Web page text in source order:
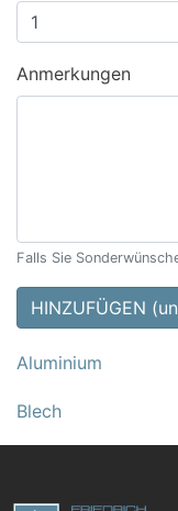
Anmerkungen
Falls Sie
HINZUFÜGEN
Aluminium
Blech